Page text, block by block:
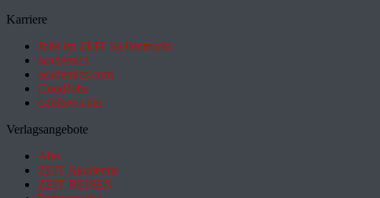
Karriere
Jobs im ZEIT Stellenmarkt
academics
academics.com
GoodJobs
e-fellows.net
Verlagsangebote
Abo
ZEIT Akademie
ZEIT REISEN